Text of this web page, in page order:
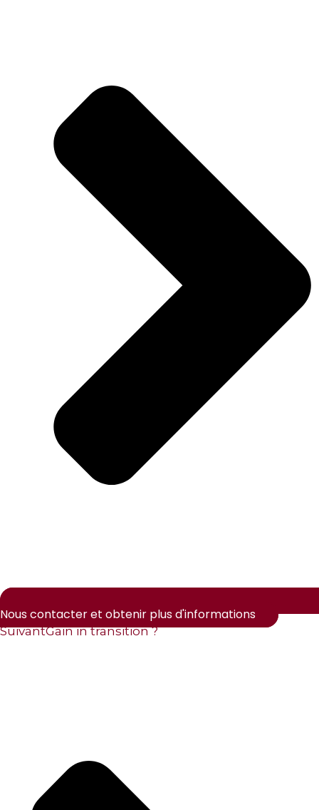
Nous contacter et obtenir plus d'informations
SuivantGain in transition ?